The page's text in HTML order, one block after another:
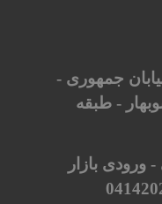
جمهوری -
- طبقه
ورودی بازار